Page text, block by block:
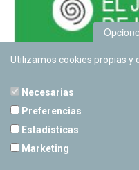
Utilizamos cookies propias y
Necesarias
Preferencias
Estadísticas
Marketing